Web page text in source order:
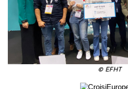
© EFHT